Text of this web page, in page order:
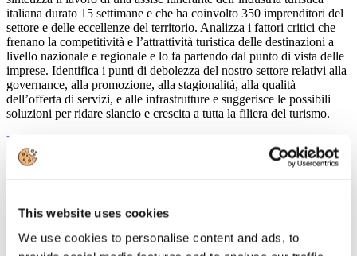
This website uses cookies
We use cookies to personalise content and ads, to
italiana durato 15 settimane e che ha coinvolto 350 imprenditori del
settore e delle eccellenze del territorio. Analizza i fattori critici che
frenano la competitività e l’attrattività turistica delle destinazioni a
livello nazionale e regionale e lo fa partendo dal punto di vista delle
imprese. Identifica i punti di debolezza del nostro settore relativi alla
governance, alla promozione, alla stagionalità, alla qualità
dell’offerta di servizi, e alle infrastrutture e suggerisce le possibili
soluzioni per ridare slancio e crescita a tutta la filiera del turismo.
Leggi tutto...
Confindustria Nord Sardegna
Seminario sul turismo